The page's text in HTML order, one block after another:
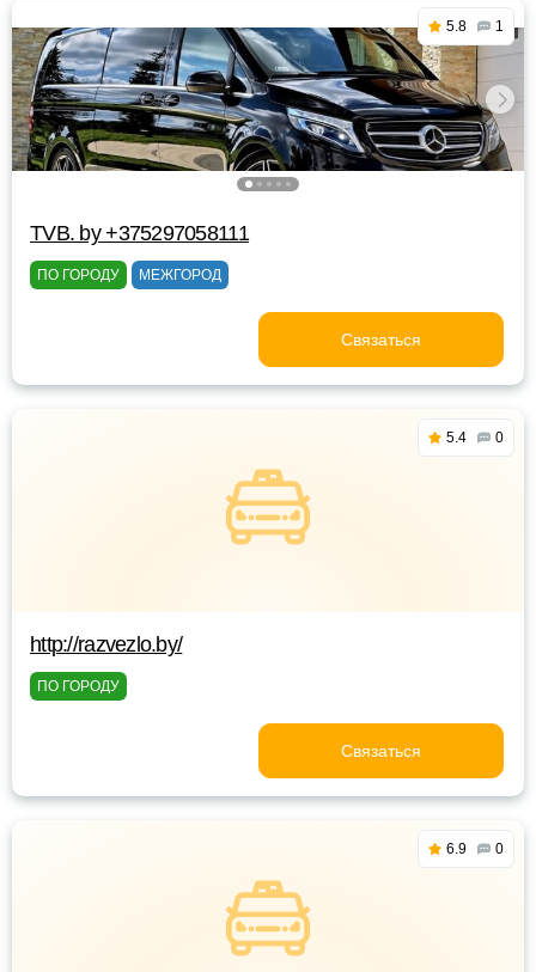
5.8 1
TVB. by +375297058111
ПО ГОРОДУ МЕЖГОРОД
Связаться
5.4 0
http://razvezlo.by/
ПО ГОРОДУ
Связаться
6.9 0